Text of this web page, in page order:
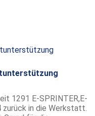
1291 E-SPRINTER,E-
zurück in die Werkstatt.